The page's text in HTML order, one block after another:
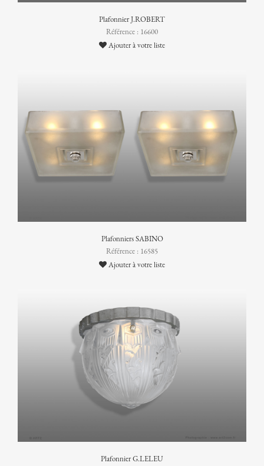
Plafonnier J.ROBERT
Référence : 16600
Ajouter à votre liste
Plafonniers SABINO
Référence : 16585
Ajouter à votre liste
Plafonnier G.LELEU